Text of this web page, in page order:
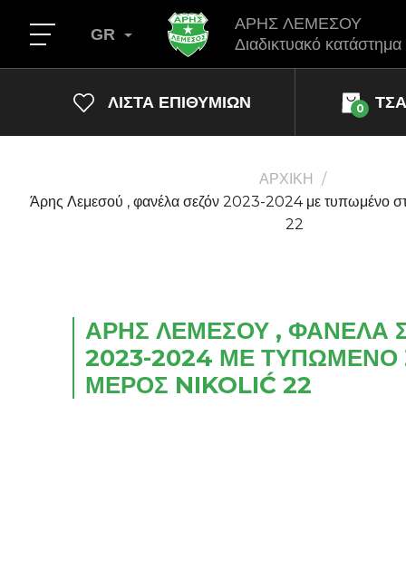
ΑΡΗΣ ΛΕΜΕΣΟΥ
Διαδικτυακό κατάστημα
GR
ΛΊΣΤΑ ΕΠΙΘΥΜΙΏΝ 0
ΑΡΧΙΚΗ
Άρης Λεμεσού , φανέλα σεζόν 2023-2024 με τυπωμένο
22
ΆΡΗΣ ΛΕΜΕΣΟΎ , ΦΑΝΈΛΑ
2023-2024 ΜΕ ΤΥΠΩΜΈΝΟ
ΜΈΡΟΣ NIKOLIĆ 22